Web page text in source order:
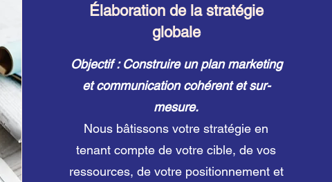
Élaboration de la stratégie
globale
Objectif : Construire un plan marketing
et communication cohérent et sur-
mesure.
Nous bâtissons votre stratégie en
tenant compte de votre cible, de vos
ressources, de votre positionnement et